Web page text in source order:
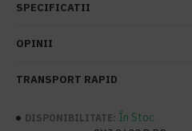
SPECIFICATII
OPINII
TRANSPORT RAPID
DISPONIBILITATE: În Stoc